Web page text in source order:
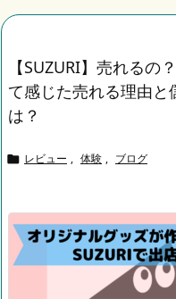
【SUZURI】売れるの
て感じた売れる理由と
は？
 レビュー , 体験 , ブログ